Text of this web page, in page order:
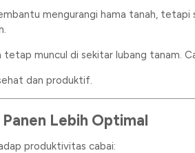
mengurangi hama tanah,
tetap muncul di sekitar lubang tanam.
dan produktif.
Lebih Optimal
produktivitas cabai: